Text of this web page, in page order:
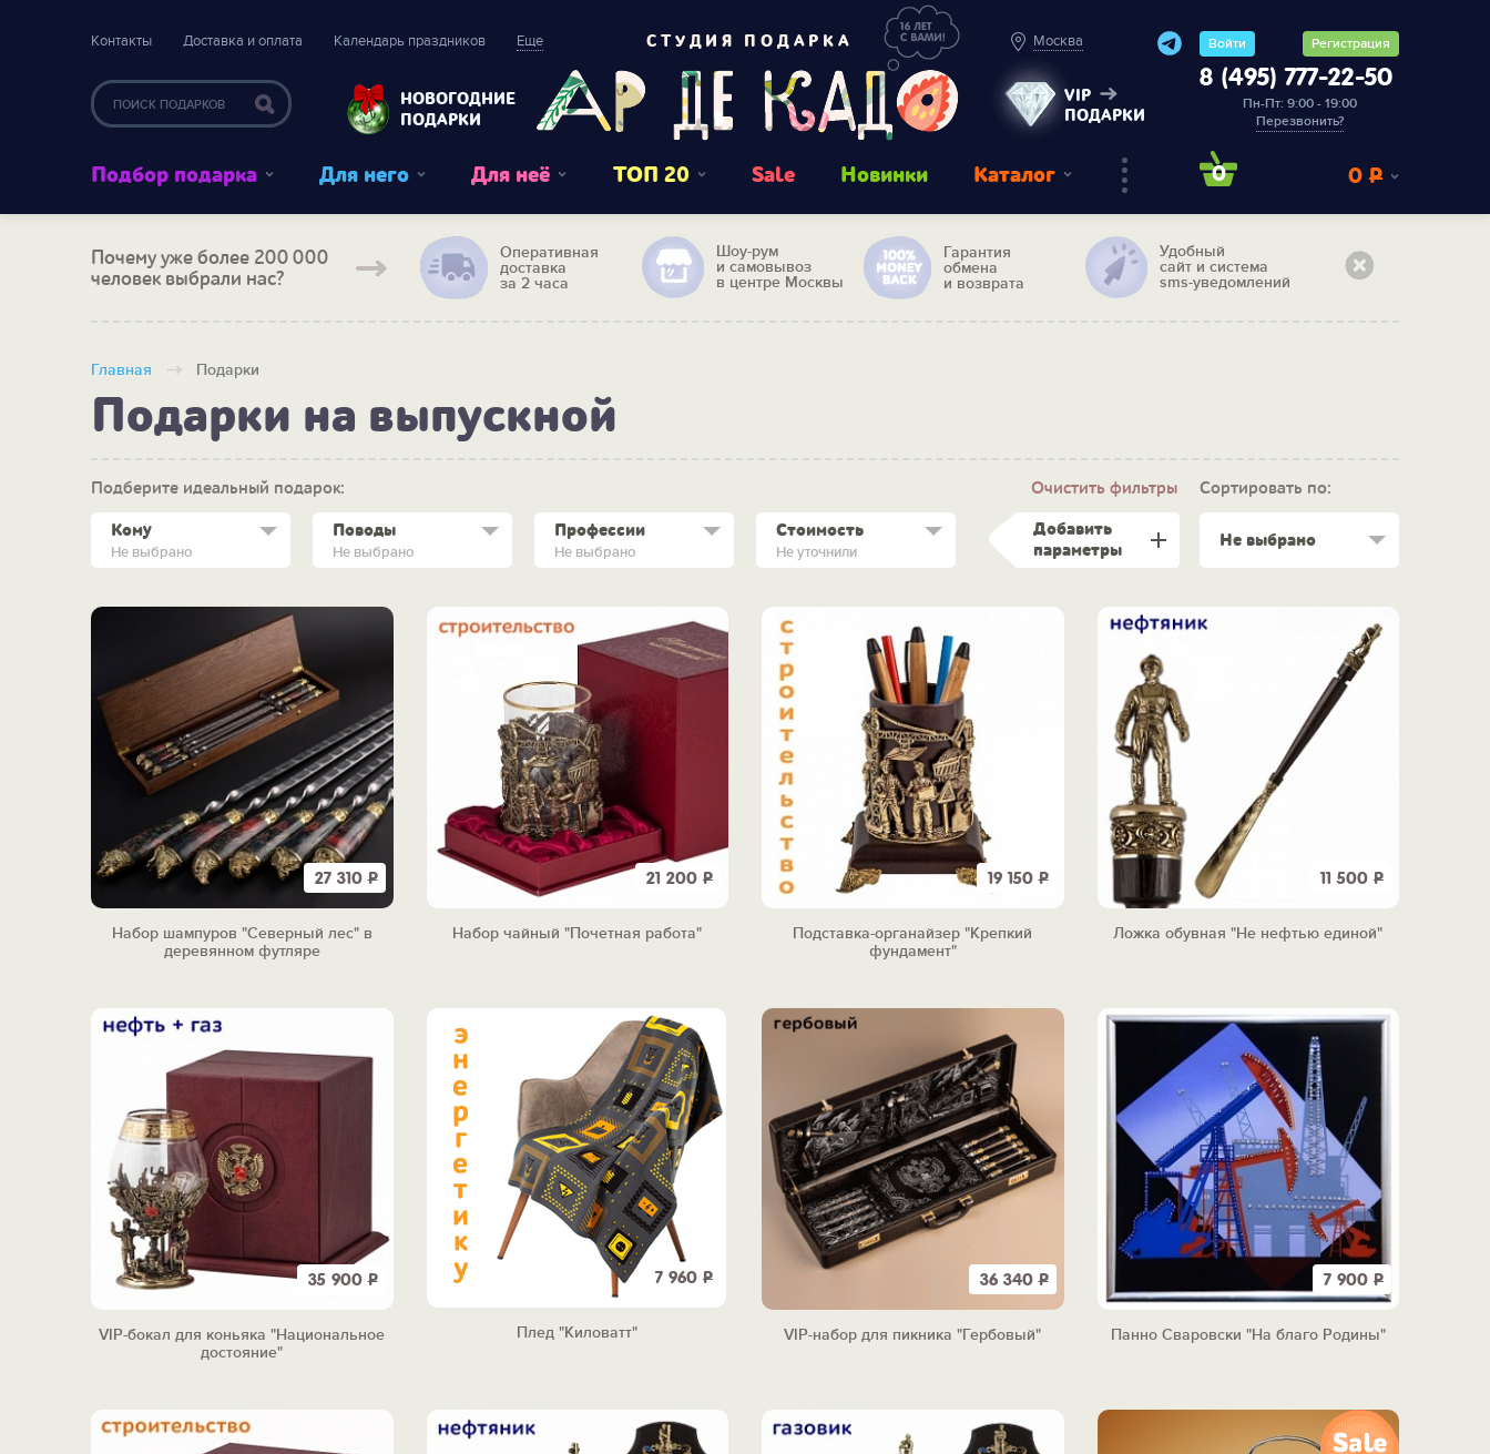
Контакты Доставка и оплата Календарь праздников Еще
НОВОГОДНИЕ
ПОДАРКИ
СТУДИЯ ПОДАРКА Москва
VIP
ПОДАРКИ
Войти Регистрация
8 (495) 777-22-50
Пн-Пт: 9:00 - 19:00
Перезвонить?
Подбор подарка Для него Для неё ТОП 20 Sale Новинки Каталог 0 0 Р
Почему уже более 200 000
человек выбрали нас?
Оперативная
доставка
за 2 часа
Шоу-рум
и самовывоз
в центре Москвы
Гарантия
обмена
и возврата
Удобный
сайт и система
sms-уведомлений
Главная Подарки
Подарки на выпускной
Подберите идеальный подарок: Очистить фильтры Сортировать по:
Кому
Не выбрано
Поводы
Не выбрано
Профессии
Не выбрано
Стоимость
Не уточнили
Добавить
параметры
Не выбрано
27 310Р
Набор шампуров "Северный лес" в
деревянном футляре
21 200 Р
Набор чайный "Почетная работа"
19 150Р
Подставка-органайзер "Крепкий
фундамент"
11 500 Р
Ложка обувная "Не нефтью единой"
35 900Р
VIP-бокал для коньяка "Национальное
достояние"
7 960 Р
Плед "Киловатт"
36 340Р
VIP-набор для пикника "Гербовый"
7 900 Р
Панно Сваровски "На благо Родины"